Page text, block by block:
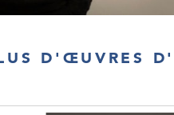
D'ŒUVRES